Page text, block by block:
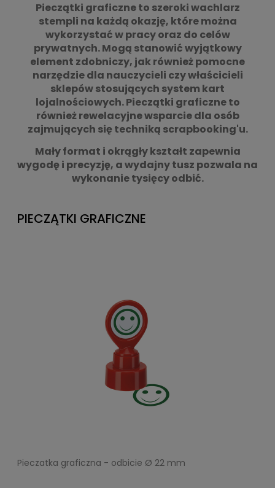
Pieczątki graficzne to szeroki wachlarz
stempli na każdą okazję, które można
wykorzystać w pracy oraz do celów
prywatnych. Mogą stanowić wyjątkowy
element zdobniczy, jak również pomocne
narzędzie dla nauczycieli czy właścicieli
sklepów stosujących system kart
lojalnościowych. Pieczątki graficzne to
również rewelacyjne wsparcie dla osób
zajmujących się techniką scrapbooking'u.
Mały format i okrągły kształt zapewnia
wygodę i precyzję, a wydajny tusz pozwala na
wykonanie tysięcy odbić.
PIECZĄTKI GRAFICZNE
Pieczatka graficzna - odbicie Ø 22 mm